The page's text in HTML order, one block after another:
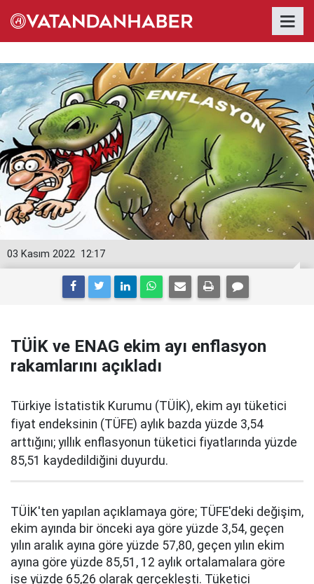
12:17
03 Kasım 2022
TÜİK ve ENAG ekim ayı enflasyon
rakamlarını açıkladı
Türkiye İstatistik Kurumu (TÜİK), ekim ayı tüketici
fiyat endeksinin (TÜFE) aylık bazda yüzde 3,54
arttığını; yıllık enflasyonun tüketici fiyatlarında yüzde
85,51 kaydedildiğini duyurdu.
TÜİK'ten yapılan açıklamaya göre; TÜFE'deki değişim,
ekim ayında bir önceki aya göre yüzde 3,54, geçen
yılın aralık ayına göre yüzde 57,80, geçen yılın ekim
ayına göre yüzde 85,51, 12 aylık ortalamalara göre
ise yüzde 65,26 olarak gerçekleşti. Tüketici